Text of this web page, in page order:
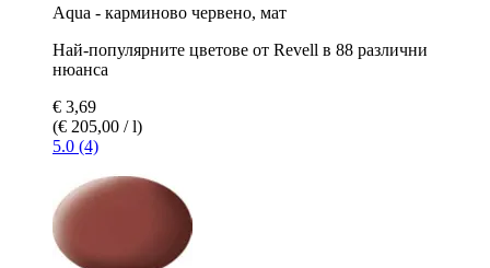
Aqua - карминово червено, мат
Най-популярните цветове от Revell в 88 различни
нюанса
€ 3,69
(€ 205,00 / l)
5.0 (4)